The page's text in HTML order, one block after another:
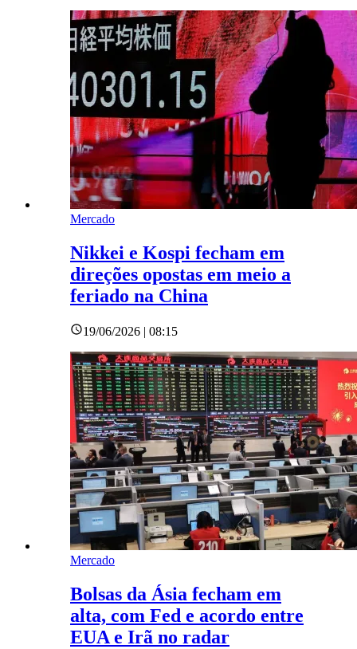
Mercado
Nikkei e Kospi fecham em
direções opostas em meio a
feriado na China
19/06/2026 | 08:15
Mercado
Bolsas da Ásia fecham em
alta, com Fed e acordo entre
EUA e Irã no radar